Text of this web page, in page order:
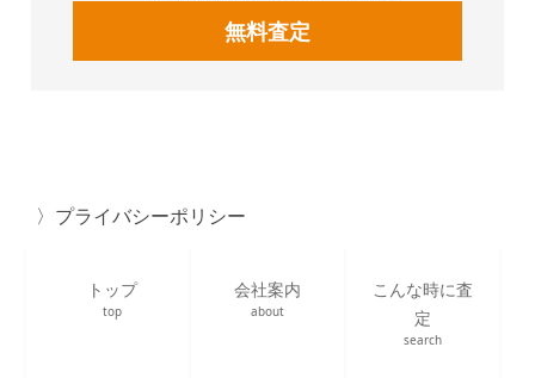
無料査定
プライバシーポリシー
トップ
top
会社案内
about
こんな時に査
定
search